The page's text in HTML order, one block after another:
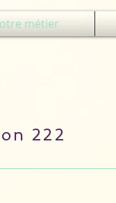
métier
222